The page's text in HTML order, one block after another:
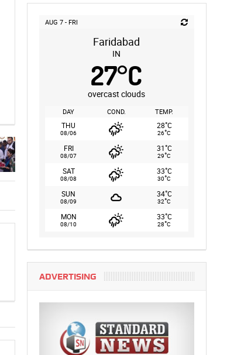
AUG 7 - FRI
Faridabad
IN
27°C
overcast clouds
DAY COND. TEMP.
THU
08/06
28°C
26°C
FRI
08/07
31°C
29°C
SAT
08/08
33°C
30°C
SUN
08/09
34°C
32°C
MON
08/10
33°C
28°C
ADVERTISING